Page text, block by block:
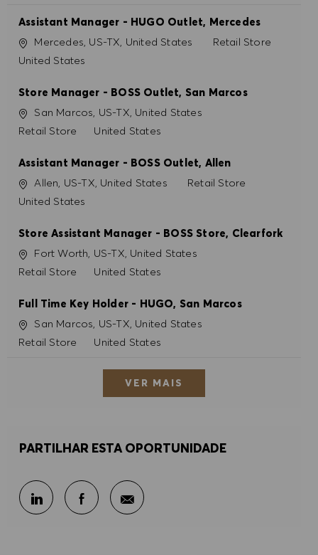
Assistant Manager - HUGO Outlet, Mercedes
Localização
Mercedes, US-TX, United States Categoria
Retail Store
United States
Store Manager - BOSS Outlet, San Marcos
Localização
San Marcos, US-TX, United States
Categoria
Retail Store United States
Assistant Manager - BOSS Outlet, Allen
Localização
Allen, US-TX, United States Categoria
Retail Store
United States
Store Assistant Manager - BOSS Store, Clearfork
Localização
Fort Worth, US-TX, United States
Categoria
Retail Store United States
Full Time Key Holder - HUGO, San Marcos
Localização
San Marcos, US-TX, United States
Categoria
Retail Store United States
VER MAIS
PARTILHAR ESTA OPORTUNIDADE
Partilhar através do LinkedIn
Partilhar através do Facebook
Partilhar por e-mail